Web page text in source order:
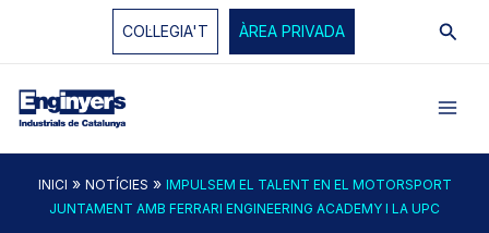
COL·LEGIA'T ÀREA PRIVADA
INICI » NOTÍCIES » IMPULSEM EL TALENT EN EL MOTORSPORT
JUNTAMENT AMB FERRARI ENGINEERING ACADEMY I LA UPC